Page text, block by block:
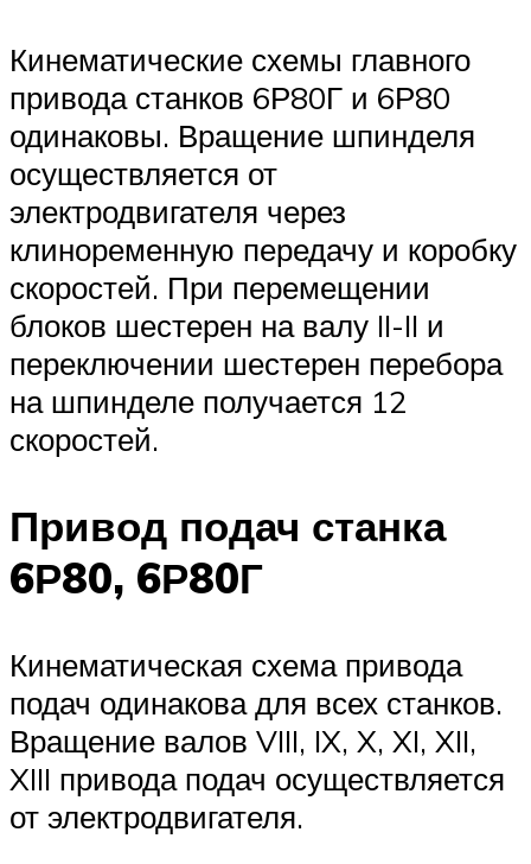
Кинематические схемы главного
привода станков 6Р80Г и 6Р80
одинаковы. Вращение шпинделя
осуществляется от
электродвигателя через
клиноременную передачу и коробку
скоростей. При перемещении
блоков шестерен на валу II-II и
переключении шестерен перебора
на шпинделе получается 12
скоростей.
Привод подач станка
6Р80, 6Р80Г
Кинематическая схема привода
подач одинакова для всех станков.
Вращение валов VIII, IX, X, XI, XII,
XIII привода подач осуществляется
от электродвигателя.